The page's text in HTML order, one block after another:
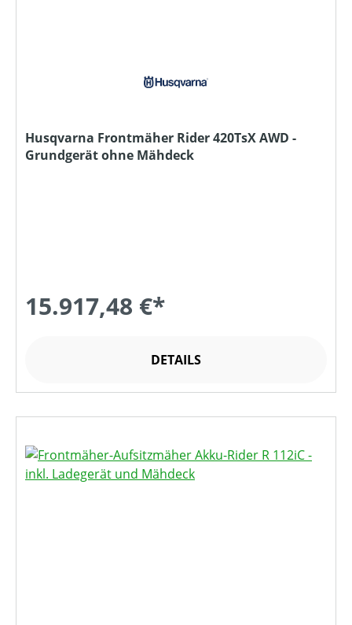
Husqvarna Frontmäher Rider 420TsX AWD -
Grundgerät ohne Mähdeck
15.917,48 €*
DETAILS